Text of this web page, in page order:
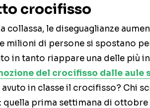
crocifisso
collassa, le diseguaglianze
milioni di persone si spostano
in tanto riappare una delle più
del crocifisso dalle aule
avuto in classe il crocifisso? Chi
quella prima settimana di